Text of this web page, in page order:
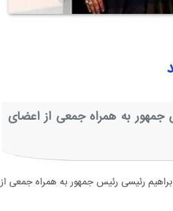
جمهور به همراه جمعی از اعضای
رئیسی رئیس جمهور به همراه جمعی از